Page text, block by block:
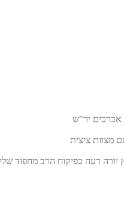
אברכים יר"ש
מצוות ציצית